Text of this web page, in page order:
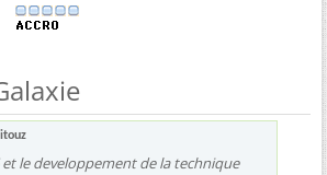
et le developpement de la technique